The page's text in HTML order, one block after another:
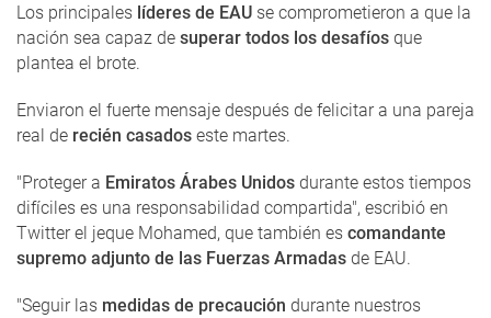
Los principales líderes de EAU se comprometieron a que la
nación sea capaz de superar todos los desafíos que
plantea el brote.
Enviaron el fuerte mensaje después de felicitar a una pareja
real de recién casados ​​este martes.
"Proteger a Emiratos Árabes Unidos durante estos tiempos
difíciles es una responsabilidad compartida", escribió en
Twitter el jeque Mohamed, que también es comandante
supremo adjunto de las Fuerzas Armadas de EAU.
"Seguir las medidas de precaución durante nuestros